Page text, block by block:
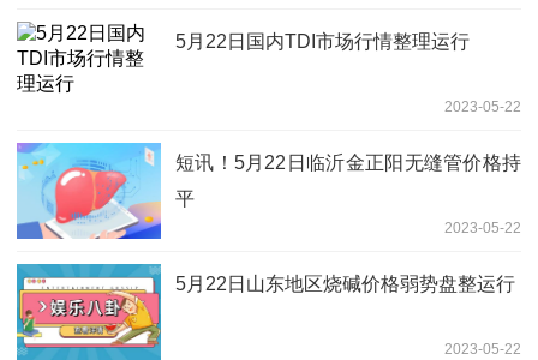
5月22日国内TDI市场行情整理运行
2023-05-22
短讯！5月22日临沂金正阳无缝管价格持
平
2023-05-22
5月22日山东地区烧碱价格弱势盘整运行
2023-05-22